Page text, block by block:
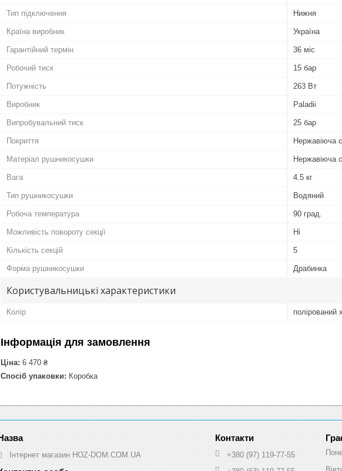
Тип підключення Нижня
Країна виробник Україна
Гарантійний термін 36 міс
Робочий тиск 15 бар
Потужність 263 Вт
Виробник Paladii
Випробувальний тиск 25 бар
Покриття Нержавіюча
Матеріал рушникосушки Нержавіюча
Вага 4.5 кг
Тип рушникосушки Водяний
Робоча температура 90 град.
Можливість повороту секції Ні
Кількість секцій 5
Форма рушникосушки Драбинка
Користувальницькі характеристики
Колір полірований
Інформація для замовлення
Ціна: 6 470 ₴
Спосіб упаковки: Коробка
Інтернет магазин HOZ-DOM.COM.UA
+380 (97) 119-77-55